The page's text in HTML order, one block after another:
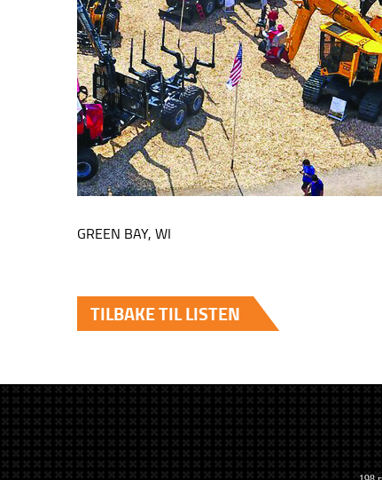
GREEN BAY, WI
TILBAKE TIL LISTEN